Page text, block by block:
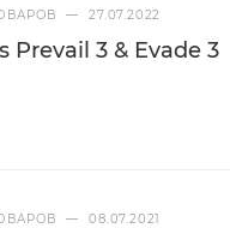
— 27.07.2022
Prevail 3 & Evade 3
— 08.07.2021